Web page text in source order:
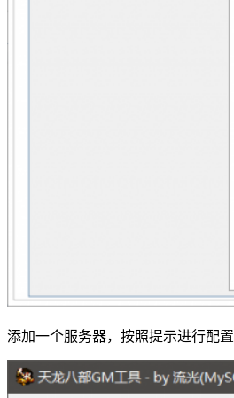
添加一个服务器，按照提示进行配置